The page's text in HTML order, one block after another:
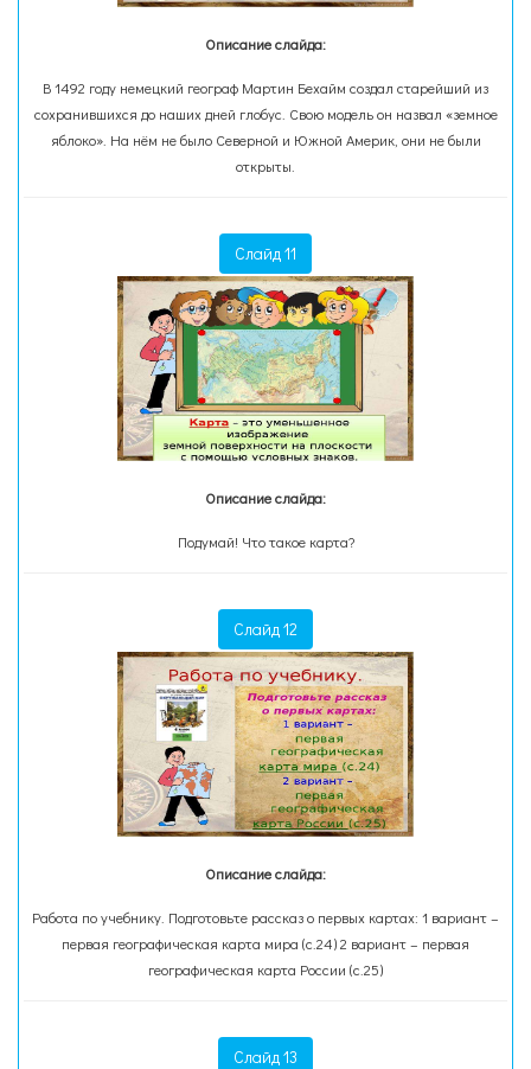
Описание слайда:
В 1492 году немецкий географ Мартин Бехайм создал старейший из
сохранившихся до наших дней глобус. Свою модель он назвал «земное
яблоко». На нём не было Северной и Южной Америк, они не были
открыты.
Слайд 11
Описание слайда:
Подумай! Что такое карта?
Слайд 12
Описание слайда:
Работа по учебнику. Подготовьте рассказ о первых картах: 1 вариант –
первая географическая карта мира (с.24) 2 вариант – первая
географическая карта России (с.25)
Слайд 13